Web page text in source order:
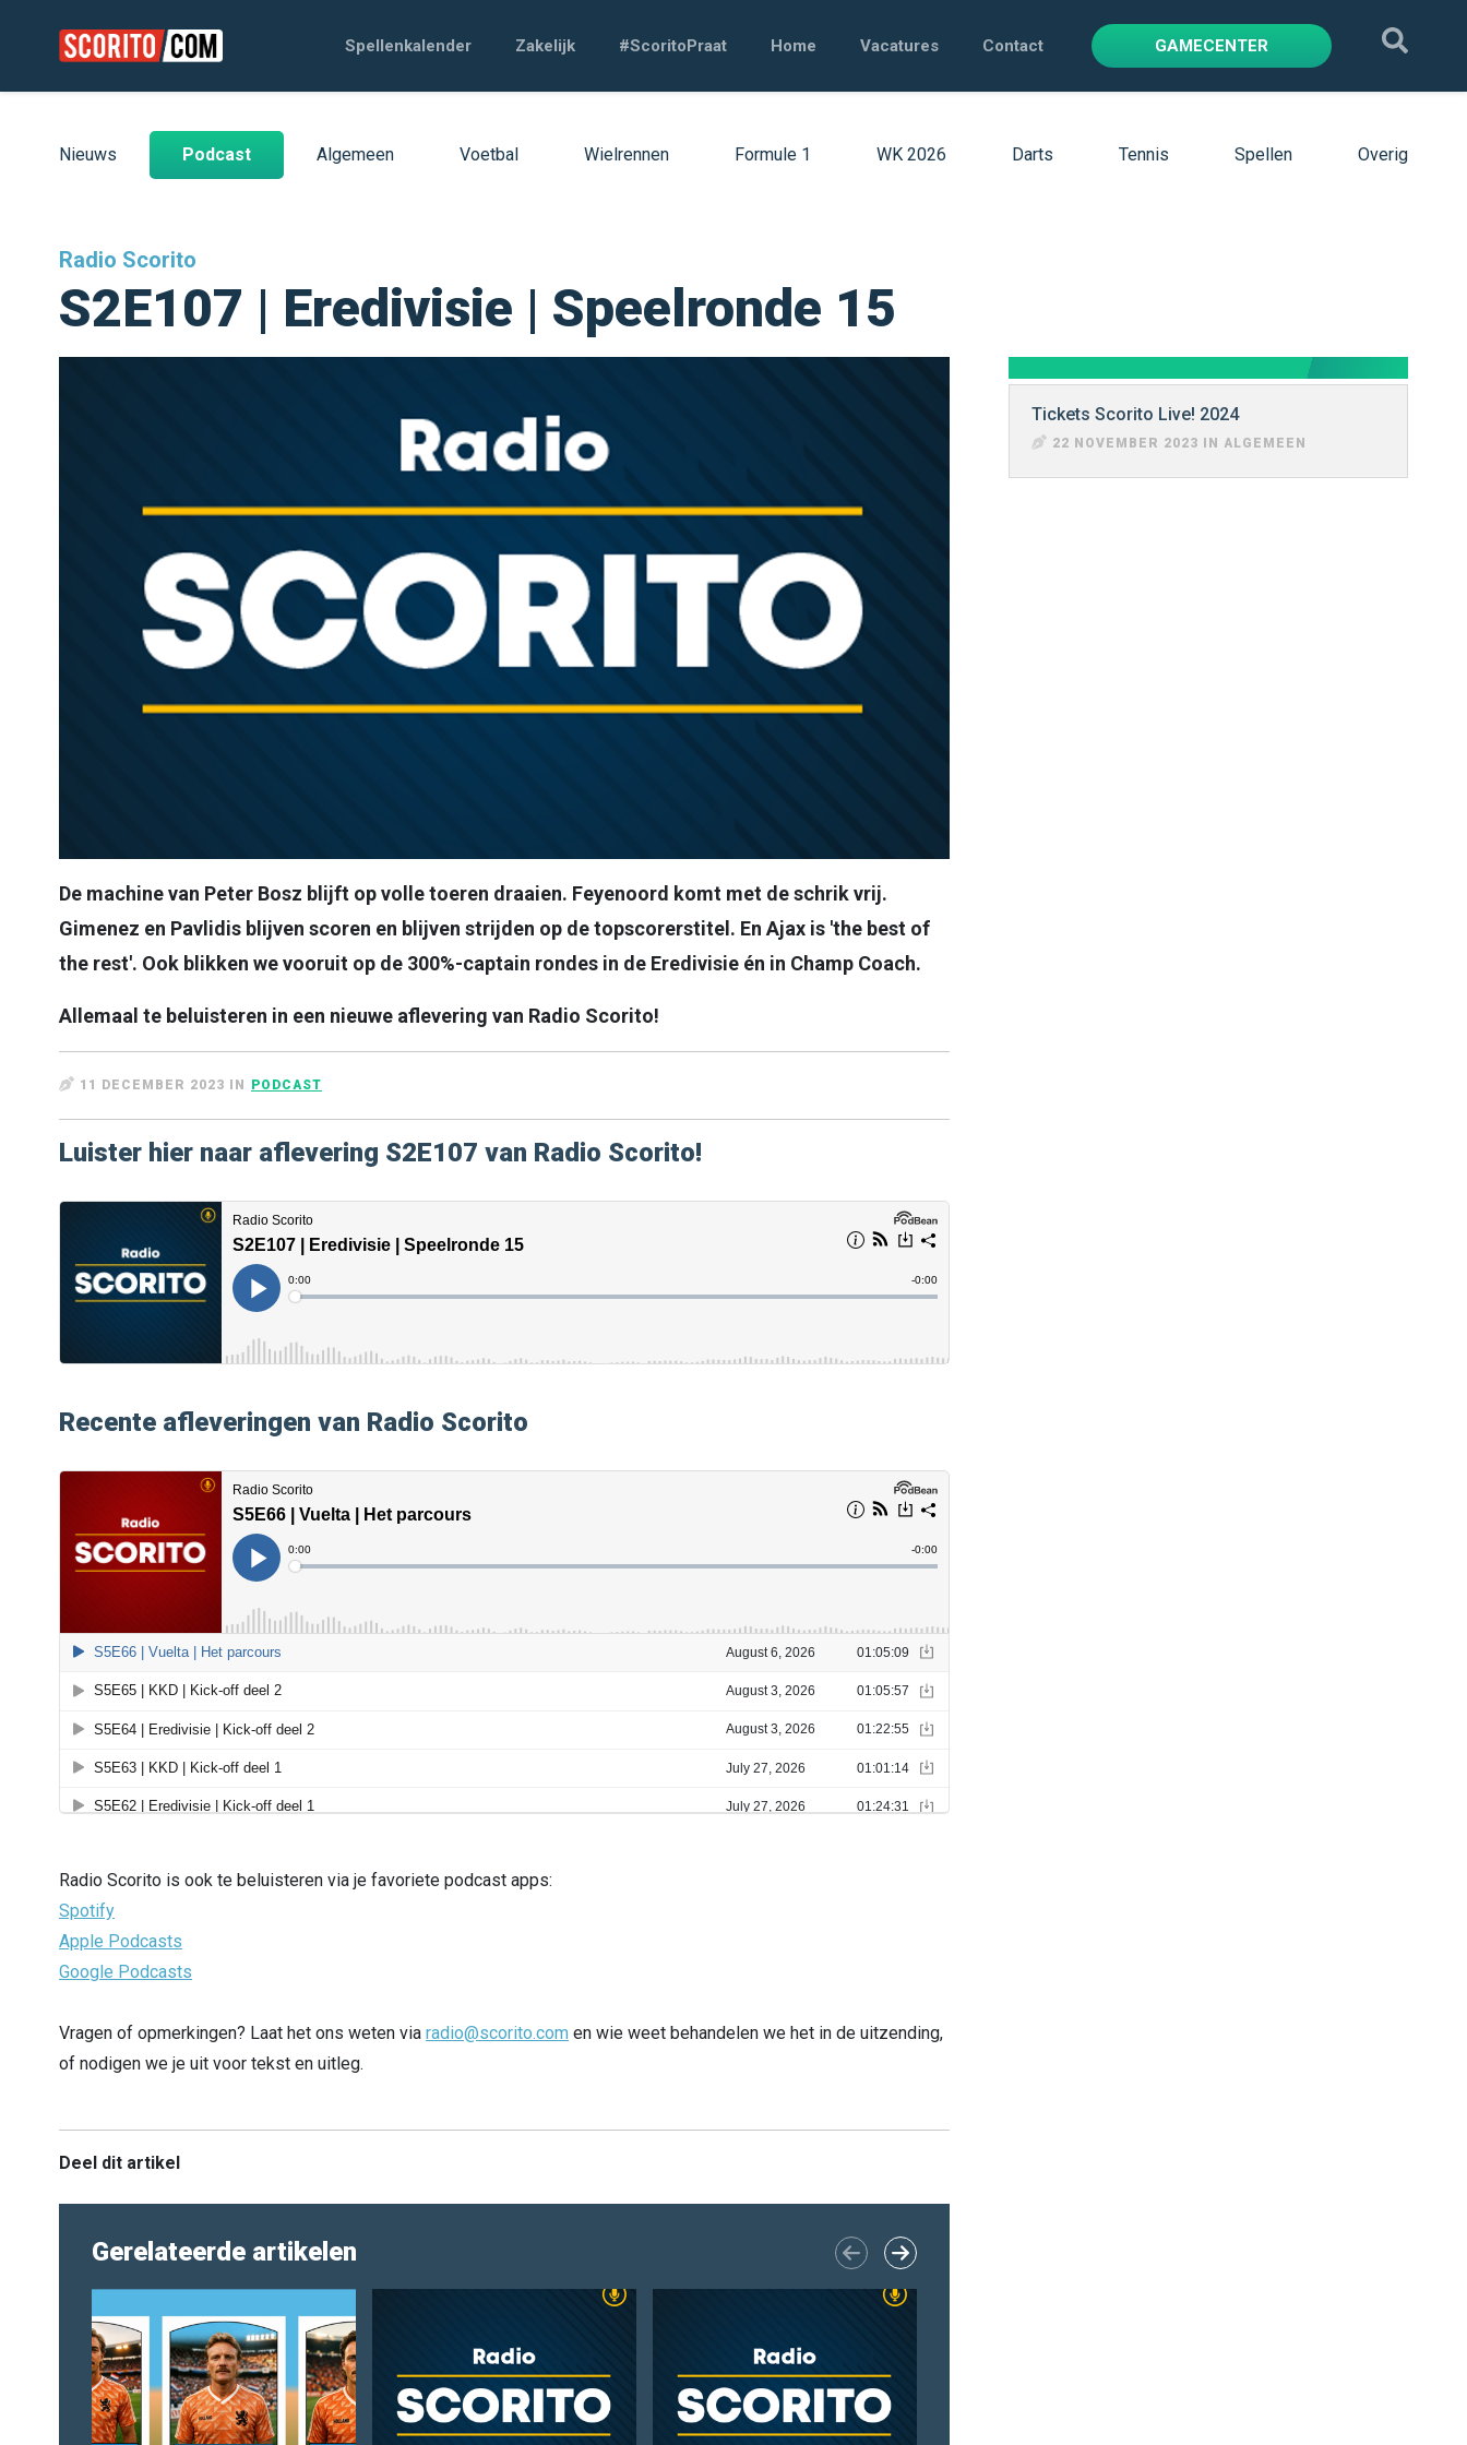
Spellenkalender Zakelijk #ScoritoPraat Home Vacatures Contact GAMECENTER
Nieuws Podcast Algemeen Voetbal Wielrennen Formule 1 WK 2026 Darts Tennis Spellen Overig
Radio Scorito
S2E107 | Eredivisie | Speelronde 15
De machine van Peter Bosz blijft op volle toeren draaien. Feyenoord komt met de schrik vrij.
Gimenez en Pavlidis blijven scoren en blijven strijden op de topscorerstitel. En Ajax is 'the best of
the rest'. Ook blikken we vooruit op de 300%-captain rondes in de Eredivisie én in Champ Coach.
Allemaal te beluisteren in een nieuwe aflevering van Radio Scorito!
11 DECEMBER 2023 IN PODCAST
Luister hier naar aflevering S2E107 van Radio Scorito!
Recente afleveringen van Radio Scorito
Radio Scorito is ook te beluisteren via je favoriete podcast apps:
Spotify
Apple Podcasts
Google Podcasts
Vragen of opmerkingen? Laat het ons weten via radio@scorito.com en wie weet behandelen we het in de uitzending,
of nodigen we je uit voor tekst en uitleg.
Deel dit artikel
Gerelateerde artikelen
Tickets Scorito Live! 2024
22 NOVEMBER 2023 IN ALGEMEEN